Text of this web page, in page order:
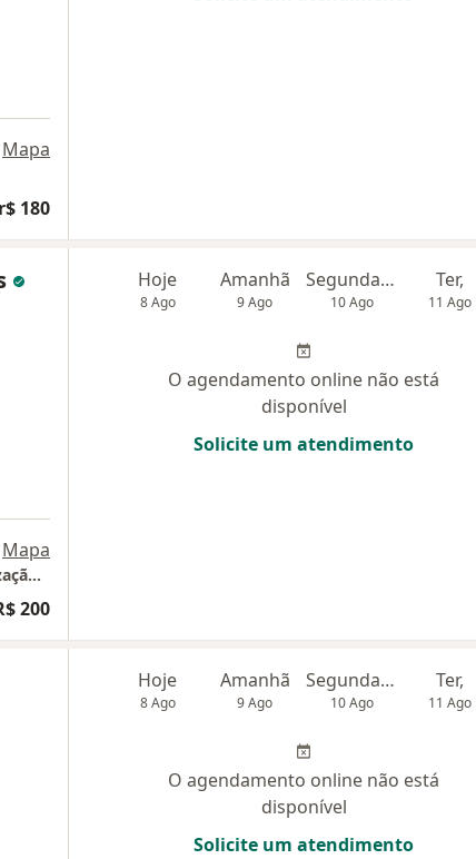
Mapa
180
Mapa
Dr. Anderson Gomes - Odontologia e Harmonização Facial
200
Hoje
8 Ago
Amanhã
9 Ago
Segunda-feira
10 Ago
Ter,
11 Ago
O agendamento online não está
disponível
Solicite um atendimento
Hoje
8 Ago
Amanhã
9 Ago
Segunda-feira
10 Ago
Ter,
11 Ago
O agendamento online não está
disponível
Solicite um atendimento